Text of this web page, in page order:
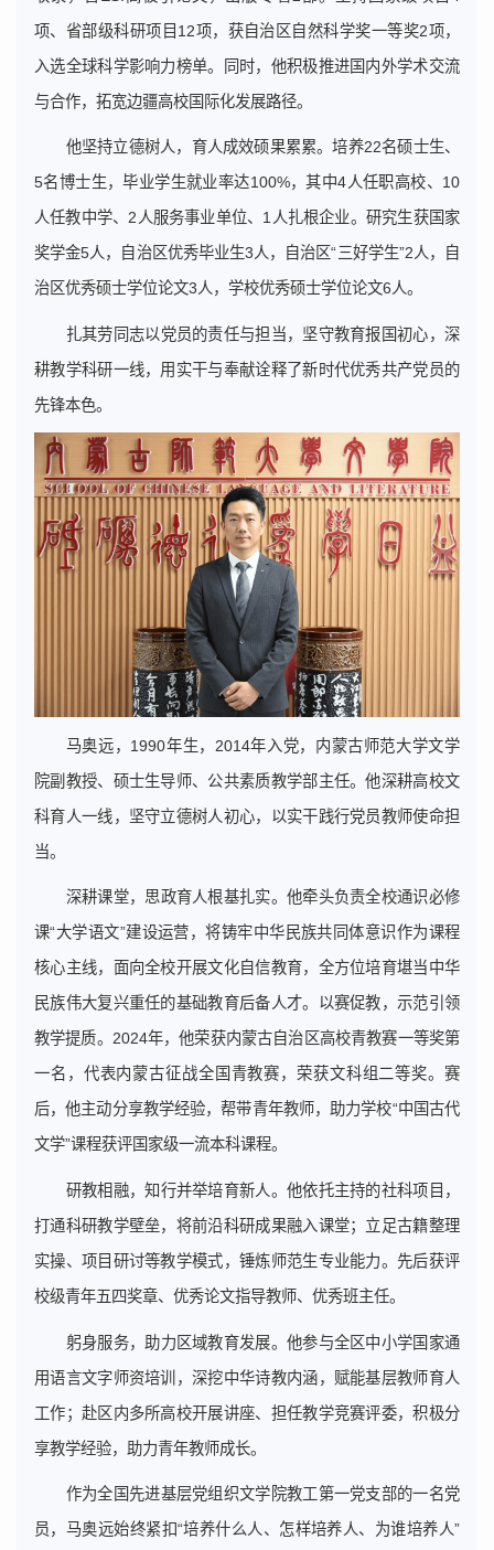
项、省部级科研项目12项，获自治区自然科学奖一等奖2项，
入选全球科学影响力榜单。同时，他积极推进国内外学术交流
与合作，拓宽边疆高校国际化发展路径。
他坚持立德树人，育人成效硕果累累。培养22名硕士生、
5名博士生，毕业学生就业率达100%，其中4人任职高校、10
人任教中学、2人服务事业单位、1人扎根企业。研究生获国家
奖学金5人，自治区优秀毕业生3人，自治区“三好学生”2人，自
治区优秀硕士学位论文3人，学校优秀硕士学位论文6人。
扎其劳同志以党员的责任与担当，坚守教育报国初心，深
耕教学科研一线，用实干与奉献诠释了新时代优秀共产党员的
先锋本色。
马奥远，1990年生，2014年入党，内蒙古师范大学文学
院副教授、硕士生导师、公共素质教学部主任。他深耕高校文
科育人一线，坚守立德树人初心，以实干践行党员教师使命担
当。
深耕课堂，思政育人根基扎实。他牵头负责全校通识必修
课“大学语文”建设运营，将铸牢中华民族共同体意识作为课程
核心主线，面向全校开展文化自信教育，全方位培育堪当中华
民族伟大复兴重任的基础教育后备人才。以赛促教，示范引领
教学提质。2024年，他荣获内蒙古自治区高校青教赛一等奖第
一名，代表内蒙古征战全国青教赛，荣获文科组二等奖。赛
后，他主动分享教学经验，帮带青年教师，助力学校“中国古代
文学”课程获评国家级一流本科课程。
研教相融，知行并举培育新人。他依托主持的社科项目，
打通科研教学壁垒，将前沿科研成果融入课堂；立足古籍整理
实操、项目研讨等教学模式，锤炼师范生专业能力。先后获评
校级青年五四奖章、优秀论文指导教师、优秀班主任。
躬身服务，助力区域教育发展。他参与全区中小学国家通
用语言文字师资培训，深挖中华诗教内涵，赋能基层教师育人
工作；赴区内多所高校开展讲座、担任教学竞赛评委，积极分
享教学经验，助力青年教师成长。
作为全国先进基层党组织文学院教工第一党支部的一名党
员，马奥远始终紧扣“培养什么人、怎样培养人、为谁培养人”